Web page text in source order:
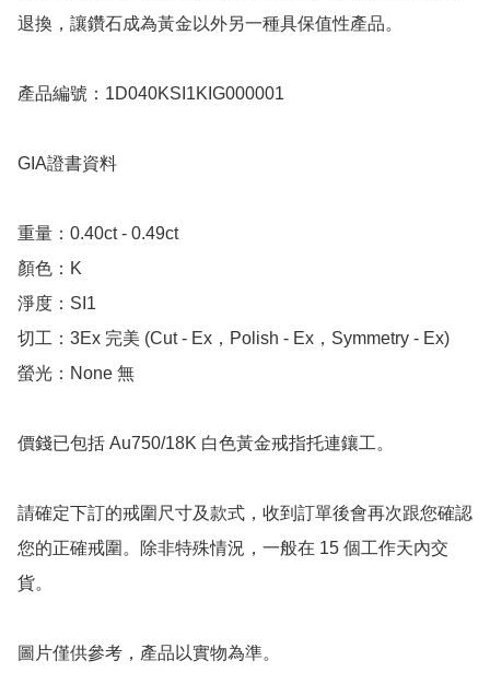
退換，讓鑽石成為黃金以外另一種具保值性產品。
產品編號：1D040KSI1KIG000001
GIA證書資料
重量：0.40ct - 0.49ct
顏色：K
淨度：SI1
切工：3Ex 完美 (Cut - Ex，Polish - Ex，Symmetry - Ex)
螢光：None 無
價錢已包括 Au750/18K 白色黃金戒指托連鑲工。
請確定下訂的戒圍尺寸及款式，收到訂單後會再次跟您確認
您的正確戒圍。除非特殊情況，一般在 15 個工作天內交
貨。
圖片僅供參考，產品以實物為準。